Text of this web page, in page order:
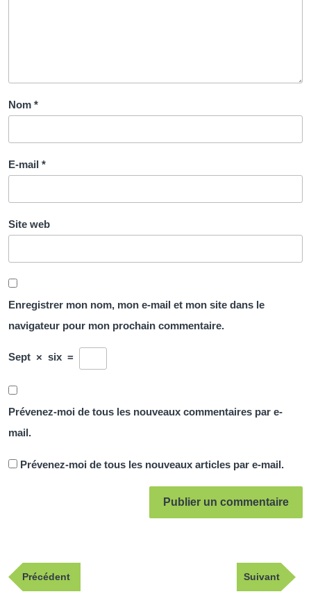
Nom *
E-mail *
Site web
Enregistrer mon nom, mon e-mail et mon site dans le
navigateur pour mon prochain commentaire.
Sept × six =
Prévenez-moi de tous les nouveaux commentaires par e-
mail.
Prévenez-moi de tous les nouveaux articles par e-mail.
Navigation
dePublication
précédente
Précédent
Article
suivant
Suivant